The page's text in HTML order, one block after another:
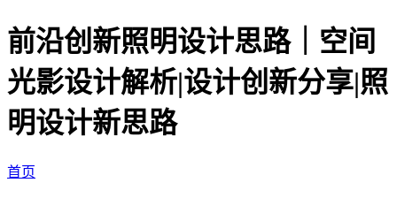
前沿创新照明设计思路｜空间
光影设计解析|设计创新分享|照
明设计新思路
首页